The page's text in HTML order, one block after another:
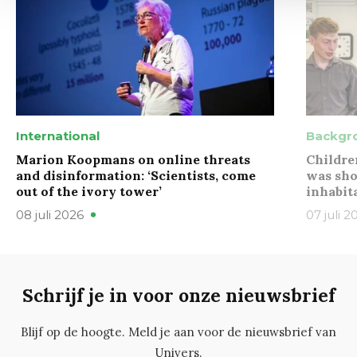
International
Marion Koopmans on online threats
and disinformation: ‘Scientists, come
out of the ivory tower’
08 juli 2026
was
07 juli
Schrijf je in voor onze nieuwsbrief
Blijf op de hoogte. Meld je aan voor de nieuwsbrief van
Univers.